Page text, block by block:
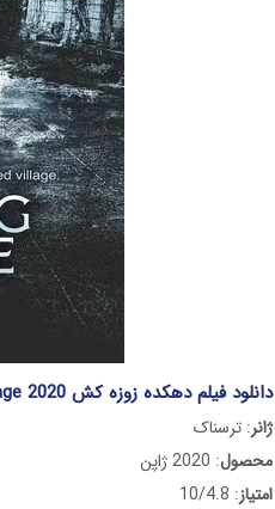
دانلود فیلم دهکده زوزه کش Howling Village 2020
ژانر: ترسناک
محصول: 2020 ژاپن
امتیاز: 10/4.8